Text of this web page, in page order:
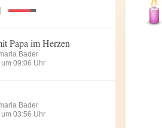
Papa im Herzen
Bader
09:06 Uhr
Bader
03:56 Uhr